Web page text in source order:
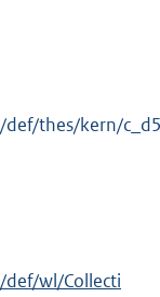
thes/kern/
wl/Collecti